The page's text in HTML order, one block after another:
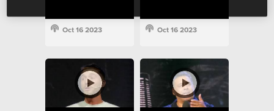
Oct 16 2023 Oct 16 2023